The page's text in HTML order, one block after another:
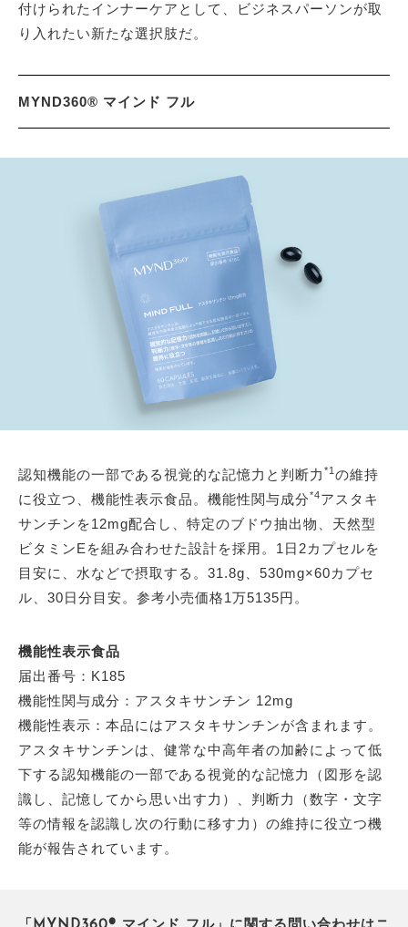
付けられたインナーケアとして、ビジネスパーソンが取
り入れたい新たな選択肢だ。
MYND360® マインド フル
認知機能の一部である視覚的な記憶力と判断力 *1 の維持
に役立つ、機能性表示食品。機能性関与成分*4アスタキ
サンチンを12mg配合し、特定のブドウ抽出物、天然型
ビタミンEを組み合わせた設計を採用。1日2カプセルを
目安に、水などで摂取する。31.8g、530mg×60カプセ
ル、30日分目安。参考小売価格1万5135円。
機能性表示食品
届出番号：K185
機能性関与成分：アスタキサンチン 12mg
機能性表示：本品にはアスタキサンチンが含まれます。
アスタキサンチンは、健常な中高年者の加齢によって低
下する認知機能の一部である視覚的な記憶力（図形を認
識し、記憶してから思い出す力）、判断力（数字・文字
等の情報を認識し次の行動に移す力）の維持に役立つ機
能が報告されています。